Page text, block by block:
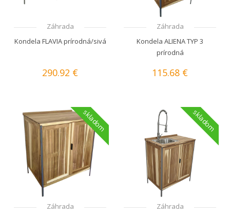
Záhrada
Kondela FLAVIA prírodná/sivá
290.92 €
Záhrada
Kondela ALIENA TYP 3
prírodná
115.68 €
Záhrada
skladom
Záhrada
skladom